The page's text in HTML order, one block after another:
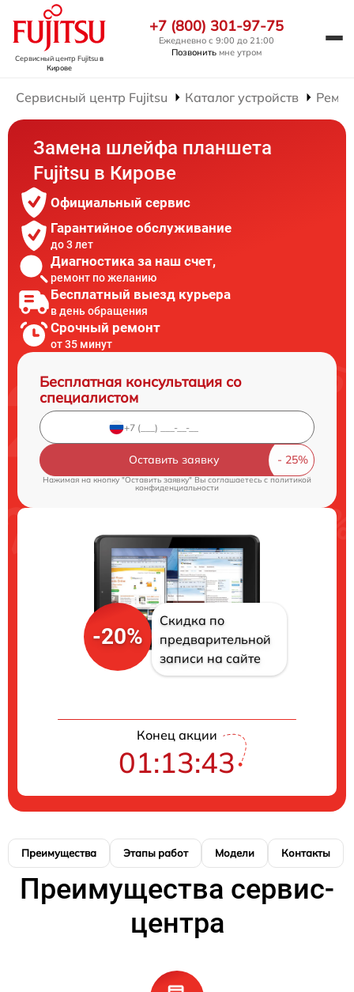
Сервисный центр Fujitsuв
Кирове
+7 (800) 301-97-75
Ежедневно с 9:00 до 21:00
Позвонить мне утром
Сервисный центр Fujitsu Каталог устройств
Замена шлейфа планшета
Fujitsu в Кирове
Официальный сервис
Гарантийное обслуживание
до 3 лет
Диагностика за наш счет,
ремонт по желанию
Бесплатный выезд курьера
в день обращения
Срочный ремонт
от 35 минут
Бесплатная консультация со
специалистом
Оставить заявку
Нажимая на кнопку "Оставить заявку" Вы соглашаетесь cполитикой
конфиденциальности
-20%
Скидка по
предварительной
записи на сайте
Конец акции
01:13:42
Преимущества Этапы работ Модели Контакты
Преимущества сервис-
центра